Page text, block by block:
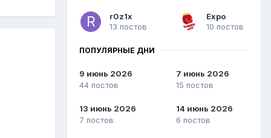
r0z1x
13 постов
Expo
10 постов
ПОПУЛЯРНЫЕ ДНИ
9 июнь 2026
44 постов
7 июнь 2026
15 постов
13 июнь 2026
7 постов
14 июнь 2026
6 постов